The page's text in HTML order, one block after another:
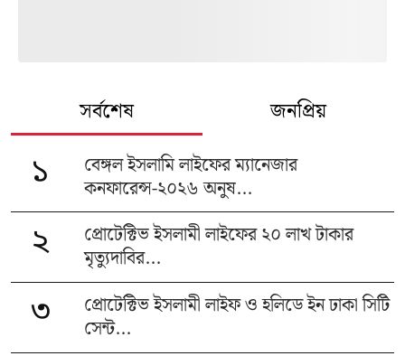
সর্বশেষ জনপ্রিয়
১
বেঙ্গল ইসলামি লাইফের ম্যানেজার
কনফারেন্স-২০২৬ অনুষ...
২
প্রোটেক্টিভ ইসলামী লাইফের ২০ লাখ টাকার
মৃত্যুদাবির...
৩
প্রোটেক্টিভ ইসলামী লাইফ ও হলিডে ইন ঢাকা সিটি
সেন্ট...